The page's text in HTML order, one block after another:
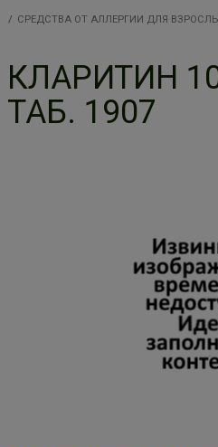
СРЕДСТВА ОТ АЛЛЕРГИИ ДЛЯ
КЛАРИТИН
ТАБ. 1907